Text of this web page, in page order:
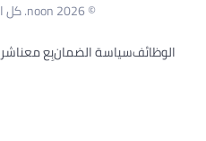
سياسة الضمانبِع معناشروط